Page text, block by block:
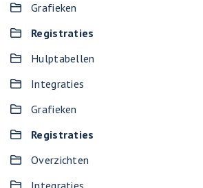
Grafieken
Registraties
Hulptabellen
Integraties
Grafieken
Registraties
Overzichten
Integraties